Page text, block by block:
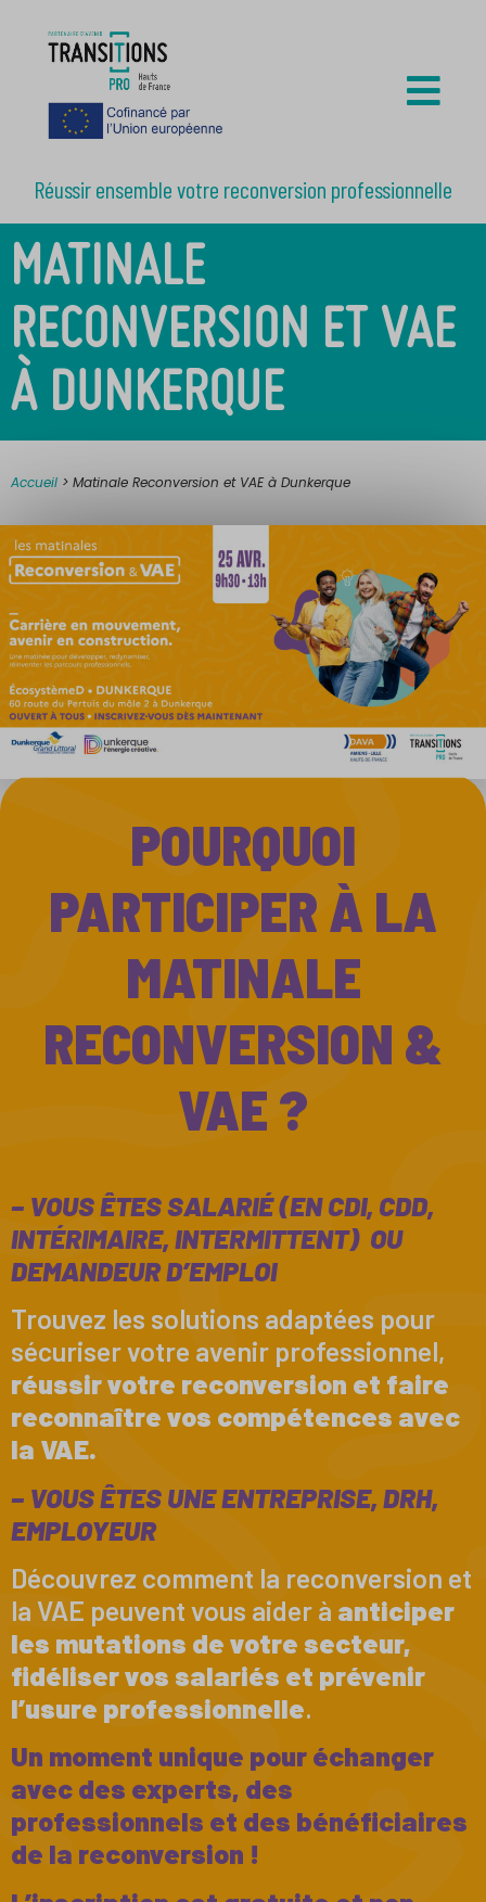
Réussir ensemble votre reconversion professionnelle
MATINALE
RECONVERSION ET VAE
À DUNKERQUE
Accueil > Matinale Reconversion et VAE à Dunkerque
POURQUOI
PARTICIPER À LA
MATINALE
RECONVERSION &
VAE ?
– VOUS ÊTES SALARIÉ (EN CDI, CDD,
INTÉRIMAIRE, INTERMITTENT) OU
DEMANDEUR D’EMPLOI
Trouvez les solutions adaptées pour
sécuriser votre avenir professionnel,
réussir votre reconversion et faire
reconnaître vos compétences avec
la VAE.
– VOUS ÊTES UNE ENTREPRISE, DRH,
EMPLOYEUR
Découvrez comment la reconversion et
la VAE peuvent vous aider à anticiper
les mutations de votre secteur,
fidéliser vos salariés et prévenir
l’usure professionnelle.
Un moment unique pour échanger
avec des experts, des
professionnels et des bénéficiaires
de la reconversion !